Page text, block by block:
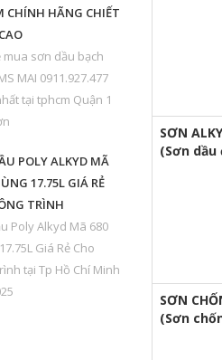
SƠN
(Sơn dầu
SƠN
(Sơn
CHÍNH HÃNG CHIẾT
mua sơn dầu bạch
MAI 0911.927.477
tại tphcm Quận 1
POLY ALKYD MÃ
17.75L GIÁ RẺ
TRÌNH
Poly Alkyd Mã 680
Giá Rẻ Cho
tại Tp Hồ Chí Minh